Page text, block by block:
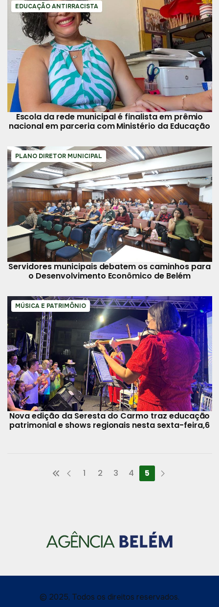
EDUCAÇÃO ANTIRRACISTA
Escola da rede municipal é finalista em prêmio
nacional em parceria com Ministério da Educação
PLANO DIRETOR MUNICIPAL
Servidores municipais debatem os caminhos para
o Desenvolvimento Econômico de Belém
MÚSICA E PATRIMÔNIO
Nova edição da Seresta do Carmo traz educação
patrimonial e shows regionais nesta sexta-feira,6
1 2 3 4 5
© 2025, Todos os direitos reservados.